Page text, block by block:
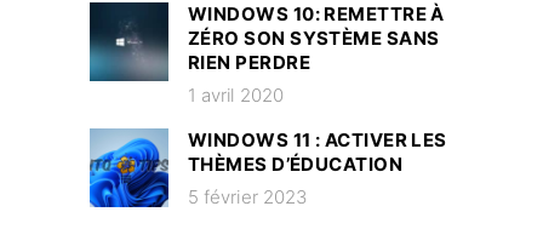
WINDOWS 10: REMETTRE À
ZÉRO SON SYSTÈME SANS
RIEN PERDRE
1 avril 2020
WINDOWS 11 : ACTIVER LES
THÈMES D’ÉDUCATION
5 février 2023